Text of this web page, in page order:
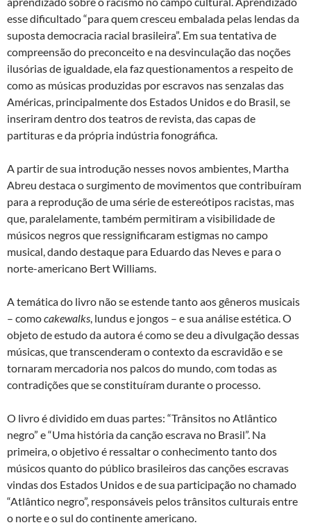
esse dificultado “para quem cresceu embalada pelas lendas da
suposta democracia racial brasileira”. Em sua tentativa de
compreensão do preconceito e na desvinculação das noções
ilusórias de igualdade, ela faz questionamentos a respeito de
como as músicas produzidas por escravos nas senzalas das
Américas, principalmente dos Estados Unidos e do Brasil, se
inseriram dentro dos teatros de revista, das capas de
partituras e da própria indústria fonográfica.
A partir de sua introdução nesses novos ambientes, Martha
Abreu destaca o surgimento de movimentos que contribuíram
para a reprodução de uma série de estereótipos racistas, mas
que, paralelamente, também permitiram a visibilidade de
músicos negros que ressignificaram estigmas no campo
musical, dando destaque para Eduardo das Neves e para o
norte-americano Bert Williams.
A temática do livro não se estende tanto aos gêneros musicais
– comocakewalks, lundus e jongos – e sua análise estética. O
objeto de estudo da autora é como se deu a divulgação dessas
músicas, que transcenderam o contexto da escravidão e se
tornaram mercadoria nos palcos do mundo, com todas as
contradições que se constituíram durante o processo.
O livro é dividido em duas partes: “Trânsitos no Atlântico
negro” e “Uma história da canção escrava no Brasil”. Na
primeira, o objetivo é ressaltar o conhecimento tanto dos
músicos quanto do público brasileiros das canções escravas
vindas dos Estados Unidos e de sua participação no chamado
“Atlântico negro”, responsáveis pelos trânsitos culturais entre
o norte e o sul do continente americano.